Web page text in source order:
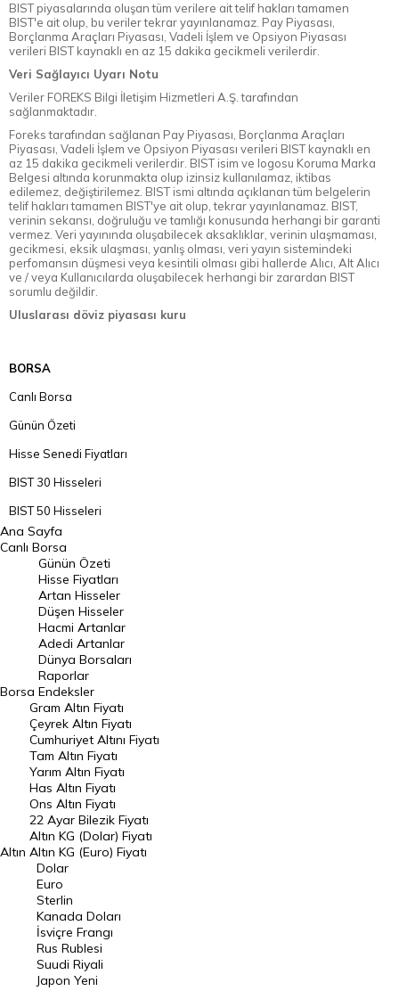
BIST piyasalarında oluşan tüm verilere ait telif hakları tamamen
BIST'e ait olup, bu veriler tekrar yayınlanamaz. Pay Piyasası,
Borçlanma Araçları Piyasası, Vadeli İşlem ve Opsiyon Piyasası
verileri BIST kaynaklı en az 15 dakika gecikmeli verilerdir.
Veri Sağlayıcı Uyarı Notu
Veriler FOREKS Bilgi İletişim Hizmetleri A.Ş. tarafından
sağlanmaktadır.
Foreks tarafından sağlanan Pay Piyasası, Borçlanma Araçları
Piyasası, Vadeli İşlem ve Opsiyon Piyasası verileri BIST kaynaklı en
az 15 dakika gecikmeli verilerdir. BIST isim ve logosu Koruma Marka
Belgesi altında korunmakta olup izinsiz kullanılamaz, iktibas
edilemez, değiştirilemez. BIST ismi altında açıklanan tüm belgelerin
telif hakları tamamen BIST'ye ait olup, tekrar yayınlanamaz. BIST,
verinin sekansı, doğruluğu ve tamlığı konusunda herhangi bir garanti
vermez. Veri yayınında oluşabilecek aksaklıklar, verinin ulaşmaması,
gecikmesi, eksik ulaşması, yanlış olması, veri yayın sistemindeki
perfomansın düşmesi veya kesintili olması gibi hallerde Alıcı, Alt Alıcı
ve / veya Kullanıcılarda oluşabilecek herhangi bir zarardan BIST
sorumlu değildir.
Uluslarası döviz piyasası kuru
BORSA
Canlı Borsa
Günün Özeti
Hisse Senedi Fiyatları
BIST 30 Hisseleri
BIST 50 Hisseleri
BIST 100 Hisseleri
En Çok Artan Hisseler
En Çok Düşen Hisseler
Hacmi Artanlar
Geçmiş Kapanışlar
Dünya Borsaları
Raporlar
Endeksler
DÖVİZ
Döviz Kuru
Dolar Kuru
Euro Kuru
Pound Kuru
Frank Kuru
Riyal Kuru
Avustralya Doları
Ana Sayfa
Canlı Borsa
Borsa
Günün Özeti
Hisse Fiyatları
Artan Hisseler
Düşen Hisseler
Hacmi Artanlar
Adedi Artanlar
Dünya Borsaları
Raporlar
Endeksler
Altın
Gram Altın Fiyatı
Çeyrek Altın Fiyatı
Cumhuriyet Altını Fiyatı
Tam Altın Fiyatı
Yarım Altın Fiyatı
Has Altın Fiyatı
Ons Altın Fiyatı
22 Ayar Bilezik Fiyatı
Altın KG (Dolar) Fiyatı
Altın KG (Euro) Fiyatı
Dolar
Euro
Sterlin
Kanada Doları
İsviçre Frangı
Rus Rublesi
Suudi Riyali
Japon Yeni